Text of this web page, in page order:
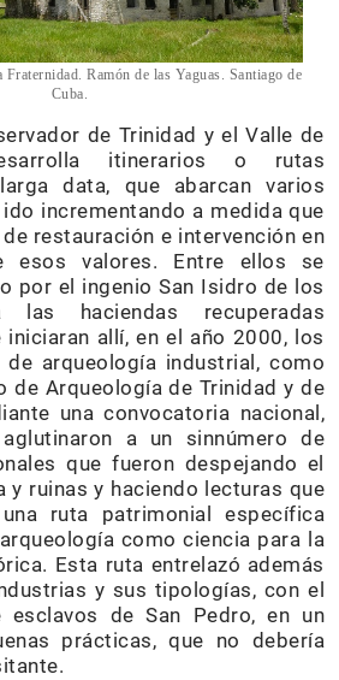
Ramón de las Yaguas. Santiago de
Cuba.
de Trinidad y el Valle de
itinerarios o rutas
data, que abarcan varios
incrementando a medida que
restauración e intervención en
esos valores. Entre ellos se
por el ingenio San Isidro de los
las haciendas recuperadas
allí, en el año 2000, los
de arqueología industrial, como
de Arqueología de Trinidad y de
una convocatoria nacional,
a un sinnúmero de
que fueron despejando el
y ruinas y haciendo lecturas que
ruta patrimonial específica
como ciencia para la
Esta ruta entrelazó además
y sus tipologías, con el
esclavos de San Pedro, en un
prácticas, que no debería